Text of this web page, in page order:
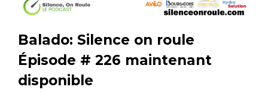
Balado: Silence on roule
Épisode # 226 maintenant
disponible